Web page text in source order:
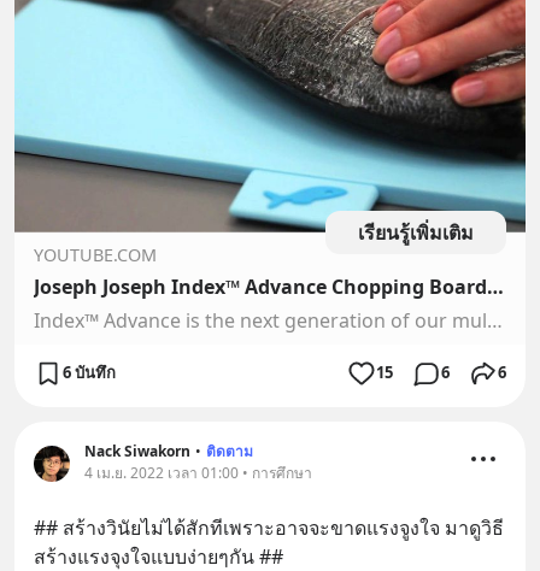
เรียนรู้เพิ่มเติม
YOUTUBE.COM
Joseph Joseph Index™ Advance Chopping Board Set
Index™ Advance is the next generation of our multi-award-winning chopping board categorisation system, designed to reduce the likelihood of cross-contaminati...
6 บันทึก 15 6 6
Nack Siwakorn • ติดตาม
4 เม.ย. 2022 เวลา 01:00 • การศึกษา
## สร้างวินัยไม่ได้สักทีเพราะอาจจะขาดแรงจูงใจ มาดูวิธี
สร้างแรงจุงใจแบบง่ายๆกัน ##